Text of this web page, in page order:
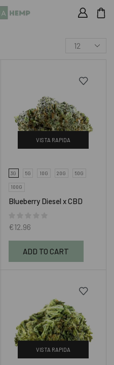
VISTA RAPIDA
3G 5G 10G 20G 50G
100G
Blueberry Diesel x CBD
€12.96
ADD TO CART
VISTA RAPIDA